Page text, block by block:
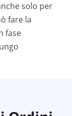
solo per
fare la
fase